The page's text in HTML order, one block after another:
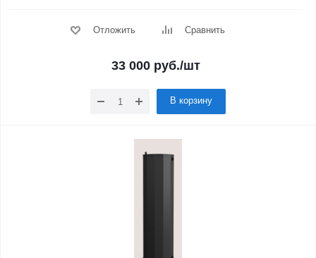
Отложить Сравнить
33 000руб./шт
В корзину